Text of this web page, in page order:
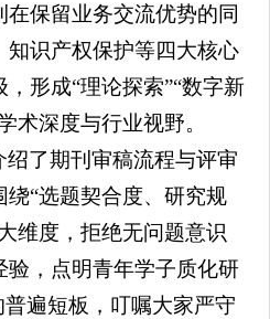
保留业务交流优势的同
知识产权保护等四大核心
形成“理论探索”“数字新
术深度与行业视野。
绍了期刊审稿流程与评审
“选题契合度、研究规
维度，拒绝无问题意识
验，点明青年学子质化研
遍短板，叮嘱大家严守